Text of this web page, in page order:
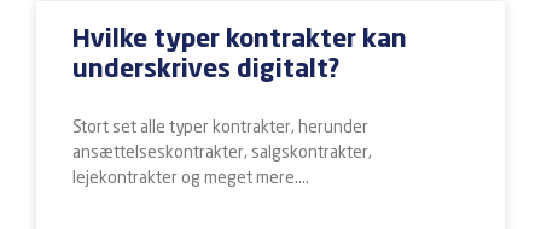
Hvilke typer kontrakter kan
underskrives digitalt?
Stort set alle typer kontrakter, herunder
ansættelseskontrakter, salgskontrakter,
lejekontrakter og meget mere.